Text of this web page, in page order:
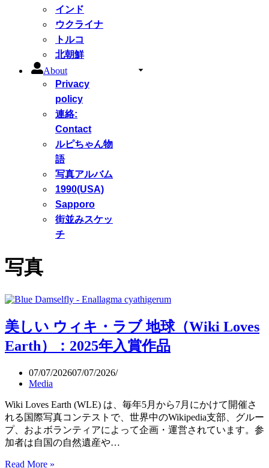
インド
ウクライナ
トルコ
北朝鮮
About
Privacy
policy
連絡:
Contact
ルピちゃん物
語
写真アルバム
1990(USA)
Sapporo
街並みスケッ
チ
写真
美しい ウィキ・ラブ 地球（Wiki Loves
Earth）：2025年入賞作品
07/07/202607/07/2026
Media
Wiki Loves Earth (WLE) は、毎年5月から7月にかけて開催さ
れる国際写真コンテストで、世界中のWikipedia支部、グルー
プ、およボランティアによって企画・運営されています。参
加者は自国の自然遺産や…
Read More »